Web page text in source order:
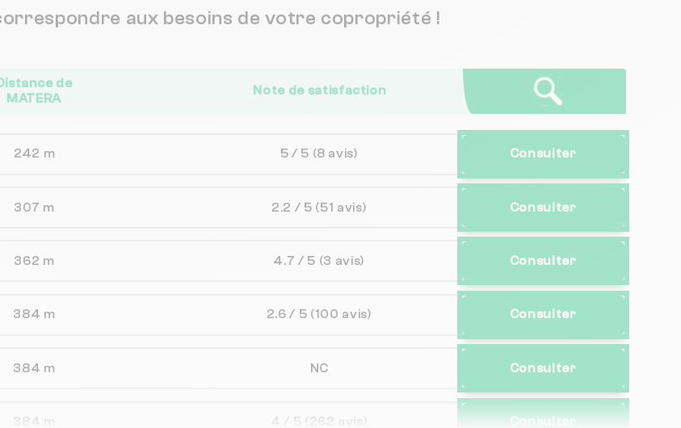
aux besoins de votre copropriété !
de
MATERA
Note de satisfaction
242 m 5 / 5 (8 avis) Consulter
307 m 2.2 / 5 (51 avis) Consulter
362 m 4.7 / 5 (3 avis) Consulter
384 m 2.6 / 5 (100 avis) Consulter
384 m NC Consulter
384 m 4 / 5 (262 avis) Consulter